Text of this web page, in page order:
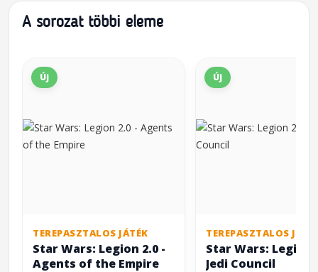
A sorozat többi eleme
Új
TEREPASZTALOS JÁTÉK
Star Wars: Legion 2.0 -
Agents of the Empire
Új
TEREPASZTALOS
Star Wars: Legion
Jedi Council